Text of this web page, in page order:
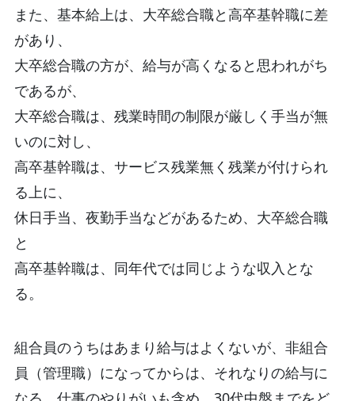
また、基本給上は、大卒総合職と高卒基幹職に差
があり、
大卒総合職の方が、給与が高くなると思われがち
であるが、
大卒総合職は、残業時間の制限が厳しく手当が無
いのに対し、
高卒基幹職は、サービス残業無く残業が付けられ
る上に、
休日手当、夜勤手当などがあるため、大卒総合職
と
高卒基幹職は、同年代では同じような収入とな
る。
組合員のうちはあまり給与はよくないが、非組合
員（管理職）になってからは、それなりの給与に